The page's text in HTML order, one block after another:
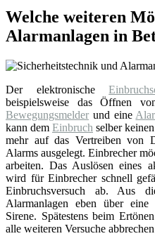
Welche weiteren
Alarmanlagen in
Der elektronische
beispielsweise das Öffnen
Bewegungsmelder und eine
kann dem Einbruch selber
mehr auf das Vertreiben von
Alarms ausgelegt. Einbrecher
arbeiten. Das Auslösen eines
wird für Einbrecher schnell
Einbruchsversuch ab. Aus
Alarmanlagen eben über
Sirene. Spätestens beim
alle weiteren Versuche